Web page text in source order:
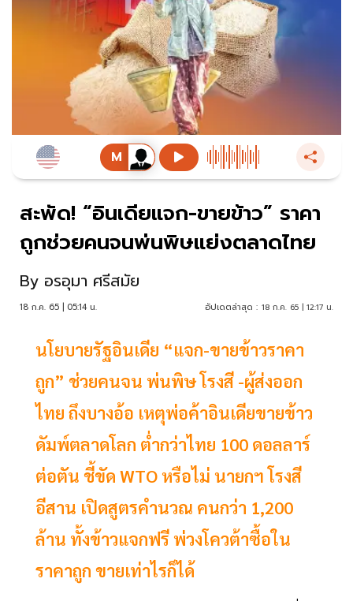
สะพัด! “อินเดียแจก-ขายข้าว” ราคา
ถูกช่วยคนจนพ่นพิษแย่งตลาดไทย
By อรอุมา ศรีสมัย
18 ก.ค. 65 | 05:14 น. อัปเดตล่าสุด : 18 ก.ค. 65 | 12:17 น.
นโยบายรัฐอินเดีย “แจก-ขายข้าวราคา
ถูก” ช่วยคนจน พ่นพิษ โรงสี -ผู้ส่งออก
ไทย ถึงบางอ้อ เหตุพ่อค้าอินเดียขายข้าว
ดัมพ์ตลาดโลก ต่ำกว่าไทย 100 ดอลลาร์
ต่อตัน ชี้ขัด WTO หรือไม่ นายกฯ โรงสี
อีสาน เปิดสูตรคำนวณ คนกว่า 1,200
ล้าน ทั้งข้าวแจกฟรี พ่วงโควต้าซื้อใน
ราคาถูก ขายเท่าไรก็ได้